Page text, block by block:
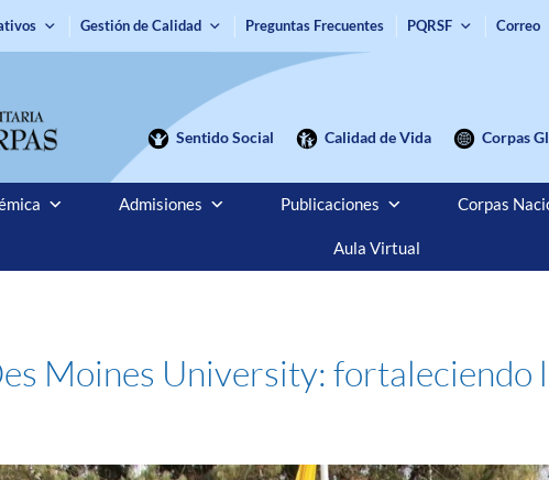
Gestión de Calidad Preguntas Frecuentes PQRSF Correo
Sentido Social Calidad de Vida Corpas
Admisiones Publicaciones Corpas
Aula Virtual
Moines University: fortaleciendo